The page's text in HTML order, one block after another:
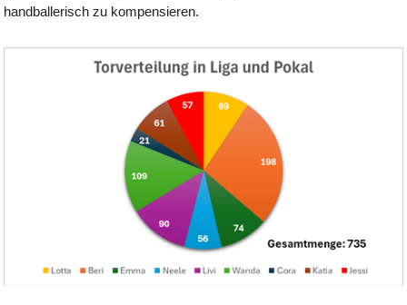
handballerisch zu kompensieren.